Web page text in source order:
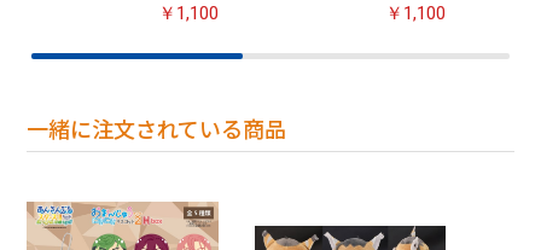
￥1,100 ￥1,100
一緒に注文されている商品